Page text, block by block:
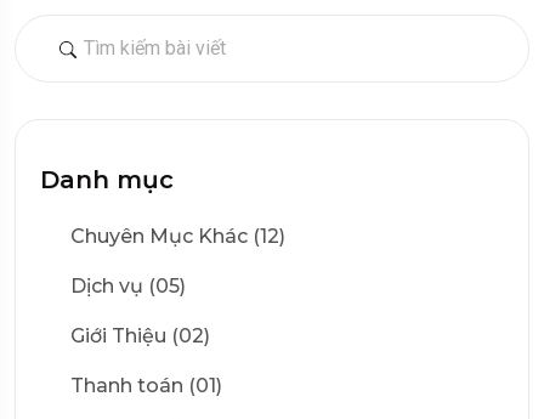
Danh mục
Chuyên Mục Khác (12)
Dịch vụ (05)
Giới Thiệu (02)
Thanh toán (01)